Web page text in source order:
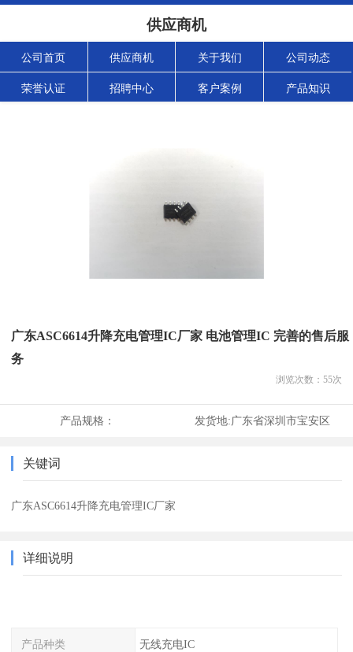
供应商机
公司首页 供应商机 关于我们 公司动态
荣誉认证 招聘中心 客户案例 产品知识
广东ASC6614升降充电管理IC厂家 电池管理IC 完善的售后服
务
浏览次数： 55次
产品规格： 发货地:广东省深圳市宝安区
关键词
广东ASC6614升降充电管理IC厂家
详细说明
产品种类 无线充电IC